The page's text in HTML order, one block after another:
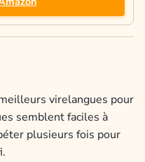
virelangues pour
semblent faciles à
plusieurs fois pour